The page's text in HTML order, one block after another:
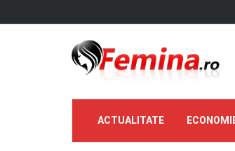
ACTUALITATE